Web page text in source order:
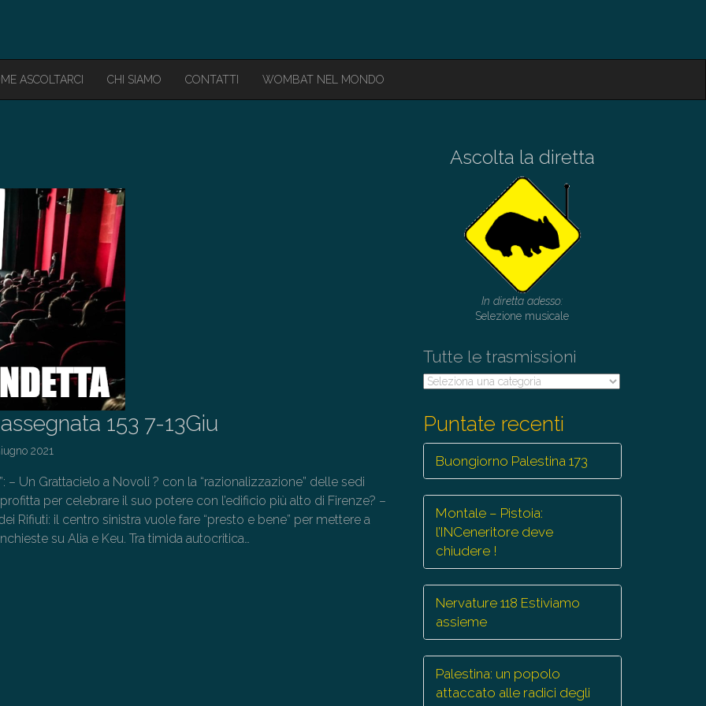
ASCOLTARCI CHI SIAMO CONTATTI WOMBAT NEL MONDO
153 7-13Giu
2021
– Un Grattacielo a Novoli ? con la “razionalizzazione” delle sedi
per celebrare il suo potere con l’edificio più alto di Firenze? –
Rifiuti: il centro sinistra vuole fare “presto e bene” per mettere a
su Alia e Keu. Tra timida autocritica…
Ascolta la diretta
In diretta adesso:
Selezione musicale
Tutte le trasmissioni
Tutte
Puntate recenti
Buongiorno Palestina 173
Montale – Pistoia:
l’INCeneritore deve
chiudere !
Nervature 118 Estiviamo
assieme
Palestina: un popolo
attaccato alle radici degli